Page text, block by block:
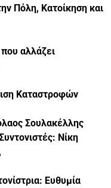
Πόλη, Κατοίκηση και
αλλάζει
Καταστροφών
Σουλακέλλης
Νίκη
Ευθυμία